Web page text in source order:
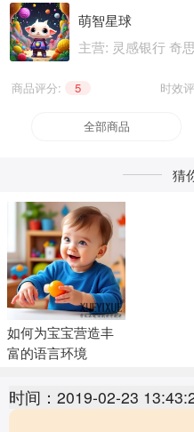
萌智星球
主营: 灵感银行 奇思妙想，学前启蒙 激发潜能，兴
商品评分: 5 时效
全部商品
猜
如何为宝宝营造丰
富的语言环境
时间：2019-02-23